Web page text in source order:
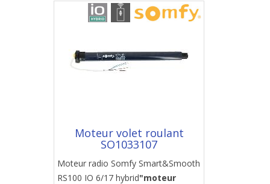
Moteur volet roulant
SO1033107
Moteur radio Somfy Smart&Smooth
RS100 IO 6/17 hybrid"moteur